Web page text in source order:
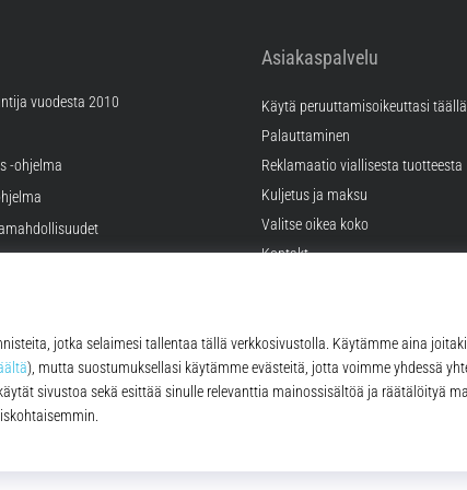
vuodesta 2010
-ohjelma
Asiakaspalvelu
Käytä peruuttamisoikeuttasi täällä
Palauttaminen
Reklamaatio viallisesta tuotteesta
Kuljetus ja maksu
Valitse oikea koko
Kontakt